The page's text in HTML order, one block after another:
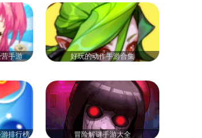
手游 好玩的动作手游合集
排行榜 冒险解谜手游大全